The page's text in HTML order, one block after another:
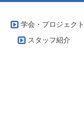
学会・プロジェクト
スタッフ紹介